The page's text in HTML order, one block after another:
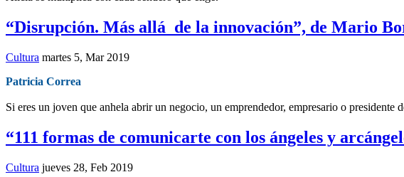
“Disrupción. Más allá de la innovación”, de Mario
Cultura martes 5, Mar 2019
Patricia Correa
Si eres un joven que anhela abrir un negocio, un emprendedor, empresario o
“111 formas de comunicarte con los ángeles y
Cultura jueves 28, Feb 2019